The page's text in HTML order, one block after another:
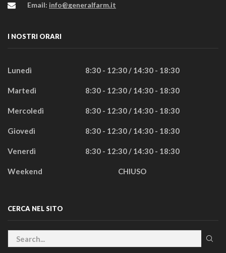
Email: info@generalfarm.it
I NOSTRI ORARI
Lunedì 8:30 - 12:30 / 14:30 - 18:30
Martedì 8:30 - 12:30 / 14:30 - 18:30
Mercoledì 8:30 - 12:30 / 14:30 - 18:30
Giovedì 8:30 - 12:30 / 14:30 - 18:30
Venerdì 8:30 - 12:30 / 14:30 - 18:30
Weekend CHIUSO
CERCA NEL SITO